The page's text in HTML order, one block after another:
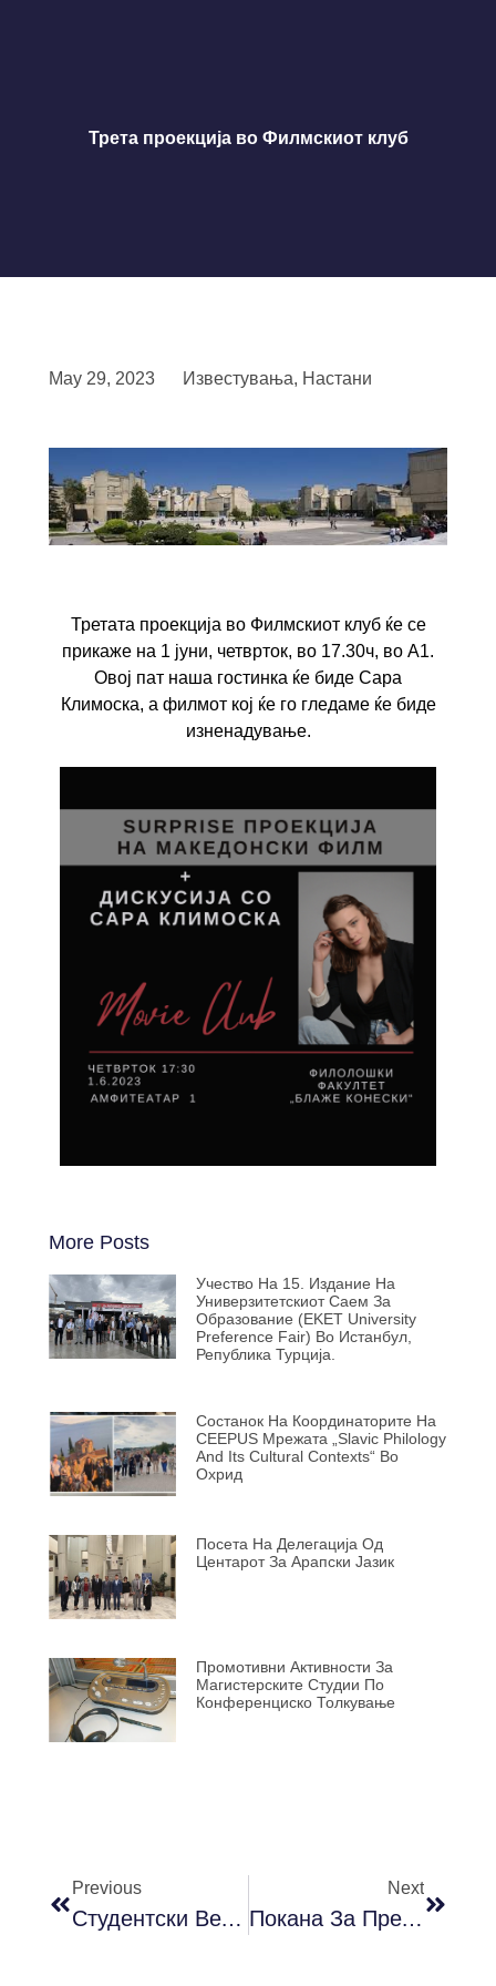
Трета проекција во Филмскиот клуб
May 29, 2023 Известувања, Настани
Третата проекција во Филмскиот клуб ќе се
прикаже на 1 јуни, четврток, во 17.30ч, во А1.
Овој пат наша гостинка ќе биде Сара
Климоска, а филмот кој ќе го гледаме ќе биде
изненадување.
More Posts
Учество На 15. Издание На
Универзитетскиот Саем За
Образование (EKET University
Preference Fair) Во Истанбул,
Република Турција.
Состанок На Координаторите На
CEEPUS Мрежата „Slavic Philology
And Its Cultural Contexts“ Во
Охрид
Посета На Делегација Од
Центарот За Арапски Јазик
Промотивни Активности За
Магистерските Студии По
Конференциско Толкување
Previous
Студентски Вечери На Поезијата
Next
Покана За Претстава Shakespeare In The 21 Century